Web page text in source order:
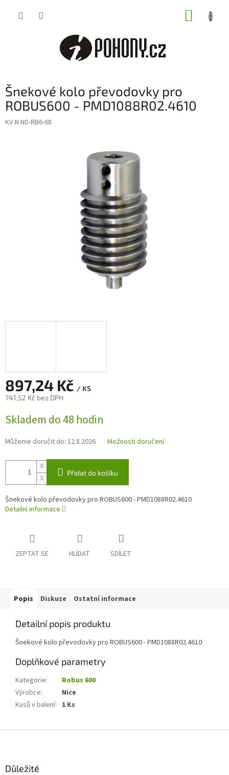
Šnekové kolo převodovky pro
ROBUS600 - PMD1088R02.4610
KV-N ND-RB6-68
897,24 Kč / KS
741,52 Kč bez DPH
cena:
Skladem do 48 hodin
Můžeme doručit do: 12.8.2026 Možnosti doručení
Přidat do košíku
Šnekové kolo převodovky pro ROBUS600 - PMD1088R02.4610
Detailní informace
ZEPTAT SE HLÍDAT SDÍLET
Popis Diskuze Ostatní informace
Detailní popis produktu
Šnekové kolo převodovky pro ROBUS600 - PMD1088R02.4610
Doplňkové parametry
Kategorie:
Robus 600
Výrobce:
Nice
Kusů v balení: 1 Ks
Důležité